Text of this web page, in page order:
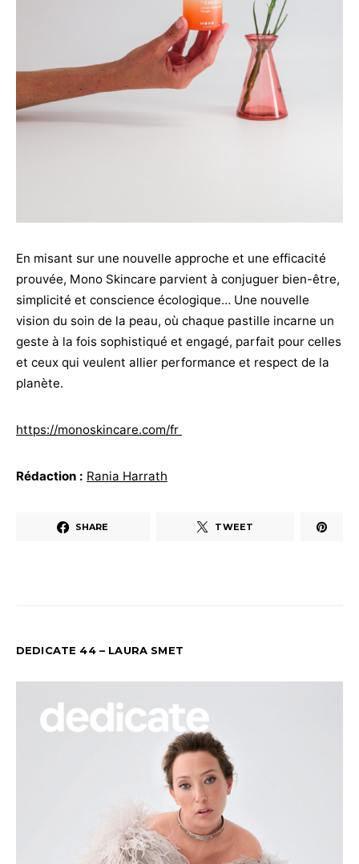
En misant sur une nouvelle approche et une efficacité
prouvée, Mono Skincare parvient à conjuguer bien-être,
simplicité et conscience écologique… Une nouvelle
vision du soin de la peau, où chaque pastille incarne un
geste à la fois sophistiqué et engagé, parfait pour celles
et ceux qui veulent allier performance et respect de la
planète.
https://monoskincare.com/fr
Rédaction : Rania Harrath
SHARE TWEET
DEDICATE 44 – LAURA SMET